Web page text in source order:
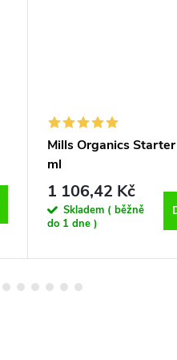
Mills Organics
ml
1 106,42 Kč
Skladem ( běžně
do 1 dne )